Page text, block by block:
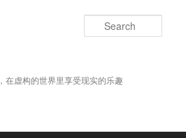
在虚构的世界里享受现实的乐趣